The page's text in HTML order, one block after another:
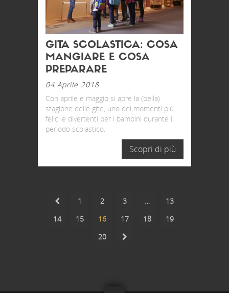
GITA SCOLASTICA: COSA
MANGIARE E COSA
PREPARARE
04 Aprile 2018
Con aprile e maggio si apre la (bella)
stagione delle gite, uno dei momenti più
felici e divertenti per i bambini durante il
periodo scolastico.
Scopri di più
1 2 3 …
13
14
15 16 17 18
19
20